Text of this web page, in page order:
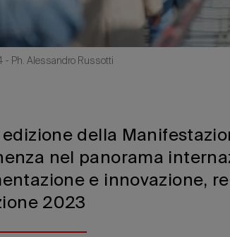
- Ph. Alessandro Russotti
edizione della
nel panorama
e innovazione,
2023